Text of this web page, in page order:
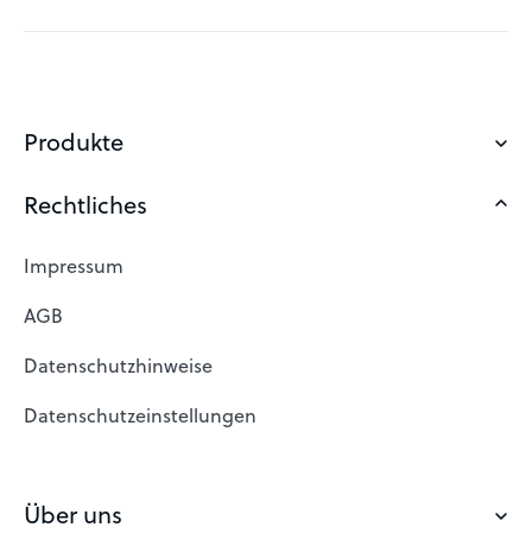
Produkte
Domain sichern
Eigene Domain
Domain Suche
Domain reservieren
Freie Domains
Webhosting Österreich
Rechtliches
Impressum
AGB
Datenschutzhinweise
Datenschutzeinstellungen
Über uns